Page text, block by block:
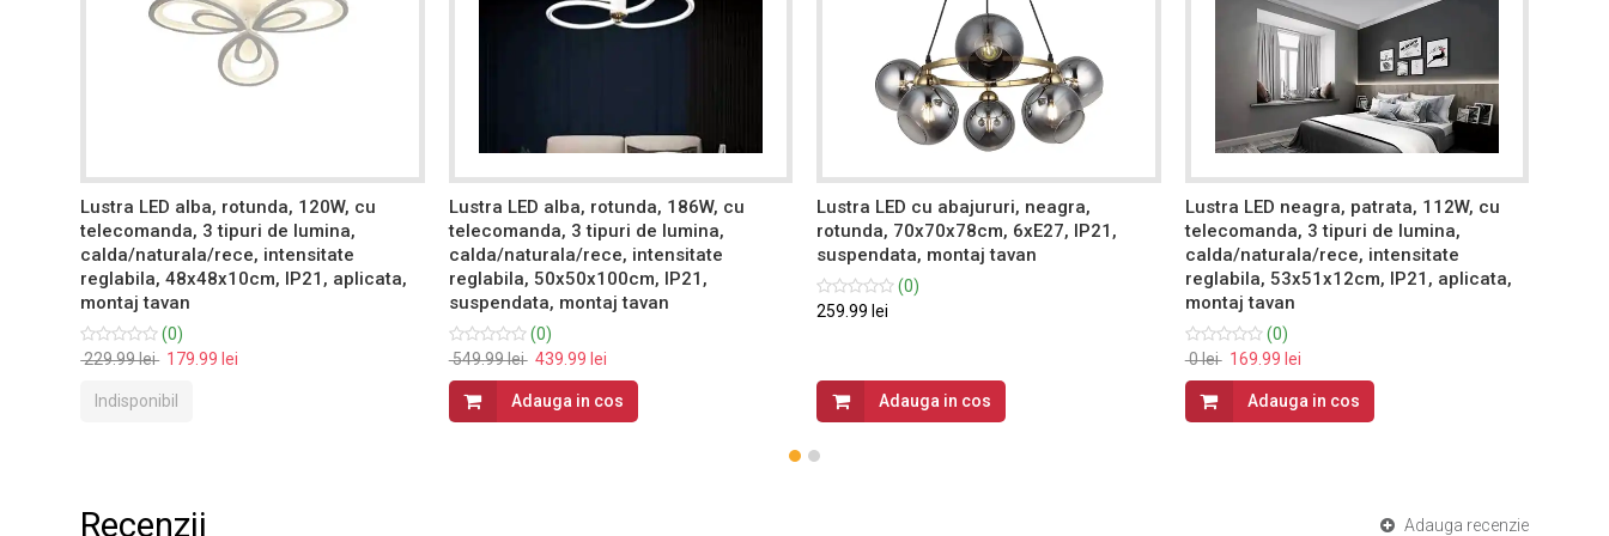
Lustra LED alba, rotunda, 120W, cu
telecomanda, 3 tipuri de lumina,
calda/naturala/rece, intensitate
reglabila, 48x48x10cm, IP21, aplicata,
montaj tavan
(0)
229.99 lei 179.99 lei
Indisponibil
Lustra LED alba, rotunda, 186W, cu
telecomanda, 3 tipuri de lumina,
calda/naturala/rece, intensitate
reglabila, 50x50x100cm, IP21,
suspendata, montaj tavan
(0)
549.99 lei 439.99 lei
Adauga in cos
Lustra LED cu abajururi, neagra,
rotunda, 70x70x78cm, 6xE27, IP21,
suspendata, montaj tavan
(0)
259.99 lei
Adauga in cos
Lustra LED neagra, patrata, 112W, cu
telecomanda, 3 tipuri de lumina,
calda/naturala/rece, intensitate
reglabila, 53x51x12cm, IP21, aplicata,
montaj tavan
(0)
0 lei 169.99 lei
Adauga in cos
Recenzii Adauga recenzie